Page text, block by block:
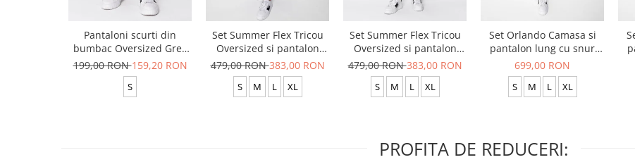
Pantaloni scurti din
bumbac Oversized Grey
Anthracite
199,00 RON159,20 RON
S
Set Summer Flex Tricou
Oversized si pantalon
scurt Baggy Black
479,00 RON383,00 RON
S M L XL
Set Summer Flex Tricou
Oversized si pantalon
scurt Baggy Grey
Anthracite
479,00 RON383,00 RON
S M L XL
Set Orlando Camasa si
pantalon lung cu snur
Premium Grey
699,00 RON
S M L XL
PROFITA DE REDUCERI: